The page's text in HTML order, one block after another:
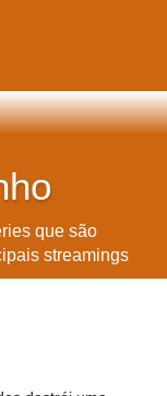
que são
streamings